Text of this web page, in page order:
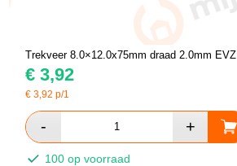
Trekveer 8.0×12.0x75mm draad 2.0mm EVZ
€ 3,92
€3,92 p/1
100 op voorraad